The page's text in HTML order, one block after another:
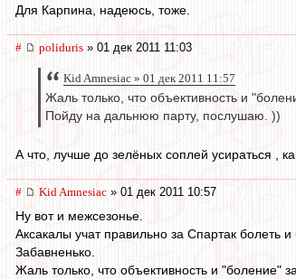
Для Карпина, надеюсь, тоже.
# poliduris » 01 дек 2011 11:03
Kid Amnesiac » 01 дек 2011 11:57
Жаль только, что объективность и
Пойду на дальнюю парту, послушаю. ))
А что, лучше до зелёных соплей усираться ,
# Kid Amnesiac » 01 дек 2011 10:57
Ну вот и межсезонье.
Аксакалы учат правильно за Спартак болеть
Забавненько.
Жаль только, что объективность и